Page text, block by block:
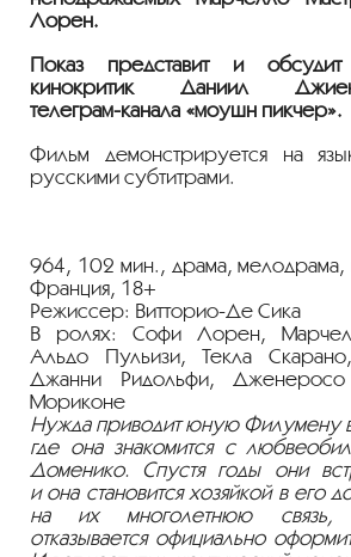
Лорен.
Показ представит и
кинокритик Даниил
телеграм-канала «моушн пикчер».
Фильм демонстрируется на
русскими субтитрами.
964, 102 мин., драма, мелодрама,
Франция, 18+
Режиссер: Витторио-Де Сика
В ролях: Софи Лорен,
Альдо Пульизи, Текла
Джанни Ридольфи,
Мориконе
Нужда приводит юную Филумену
где она знакомится с
Доменико. Спустя годы они
и она становится хозяйкой в его
на их многолетнюю связь,
отказывается официально